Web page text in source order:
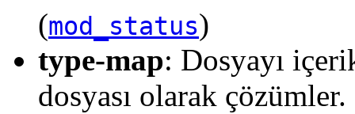
(mod_status)
type-map: Dosyayı
dosyası olarak çözümler.